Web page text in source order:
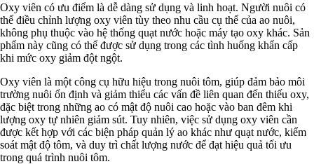
Oxy viên có ưu điểm là dễ dàng sử dụng và linh hoạt. Người nuôi có
thể điều chỉnh lượng oxy viên tùy theo nhu cầu cụ thể của ao nuôi,
không phụ thuộc vào hệ thống quạt nước hoặc máy tạo oxy khác. Sản
phẩm này cũng có thể được sử dụng trong các tình huống khẩn cấp
khi mức oxy giảm đột ngột.
Oxy viên là một công cụ hữu hiệu trong nuôi tôm, giúp đảm bảo môi
trường nuôi ổn định và giảm thiểu các vấn đề liên quan đến thiếu oxy,
đặc biệt trong những ao có mật độ nuôi cao hoặc vào ban đêm khi
lượng oxy tự nhiên giảm sút. Tuy nhiên, việc sử dụng oxy viên cần
được kết hợp với các biện pháp quản lý ao khác như quạt nước, kiểm
soát mật độ tôm, và duy trì chất lượng nước để đạt hiệu quả tối ưu
trong quá trình nuôi tôm.